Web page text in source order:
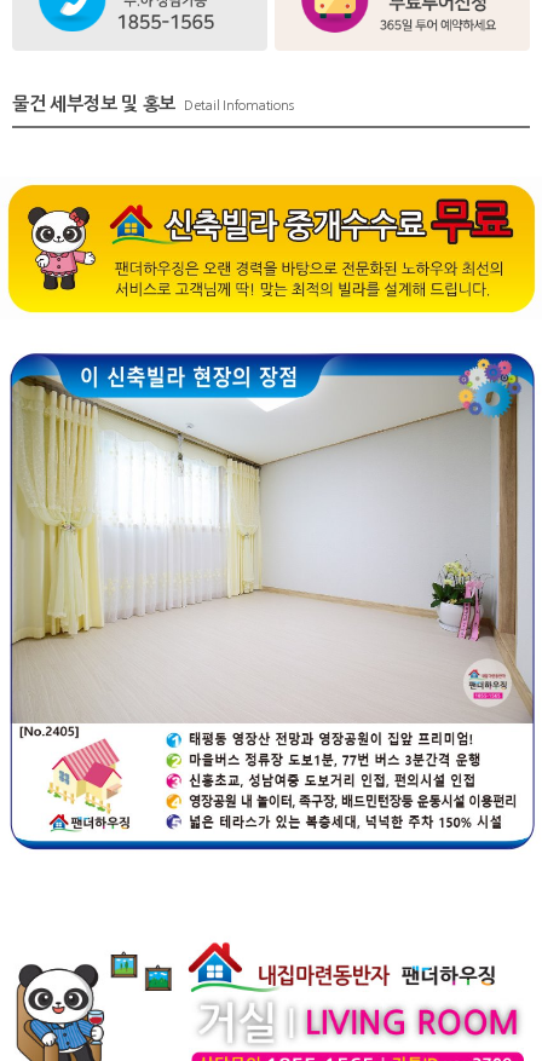
물건 세부정보 및 홍보 Detail Infomations